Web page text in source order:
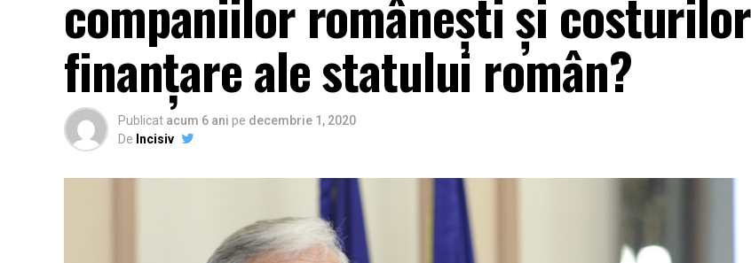
companiilor românești și
finanțare ale statului român?
Publicat acum 6 ani pe decembrie 1, 2020
De Incisiv